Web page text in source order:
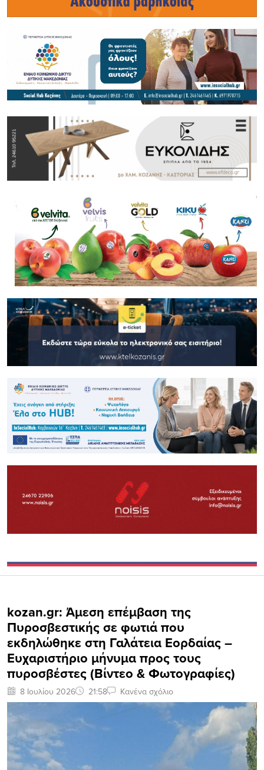
kozan.gr: Άμεση επέμβαση της
Πυροσβεστικής σε φωτιά που
εκδηλώθηκε στη Γαλάτεια Εορδαίας –
Ευχαριστήριο μήνυμα προς τους
πυροσβέστες (Bίντεο & Φωτογραφίες)
8 Ιουλίου 2026 21:58 Κανένα σχόλιο